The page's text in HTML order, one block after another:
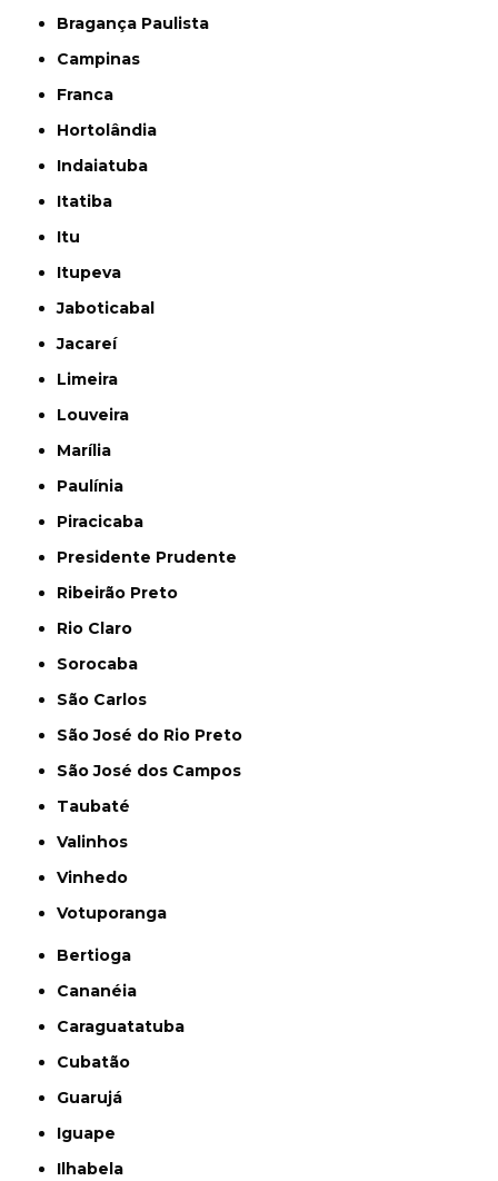
Bragança Paulista
Campinas
Franca
Hortolândia
Indaiatuba
Itatiba
Itu
Itupeva
Jaboticabal
Jacareí
Limeira
Louveira
Marília
Paulínia
Piracicaba
Presidente Prudente
Ribeirão Preto
Rio Claro
Sorocaba
São Carlos
São José do Rio Preto
São José dos Campos
Taubaté
Valinhos
Vinhedo
Votuporanga
Bertioga
Cananéia
Caraguatatuba
Cubatão
Guarujá
Iguape
Ilhabela